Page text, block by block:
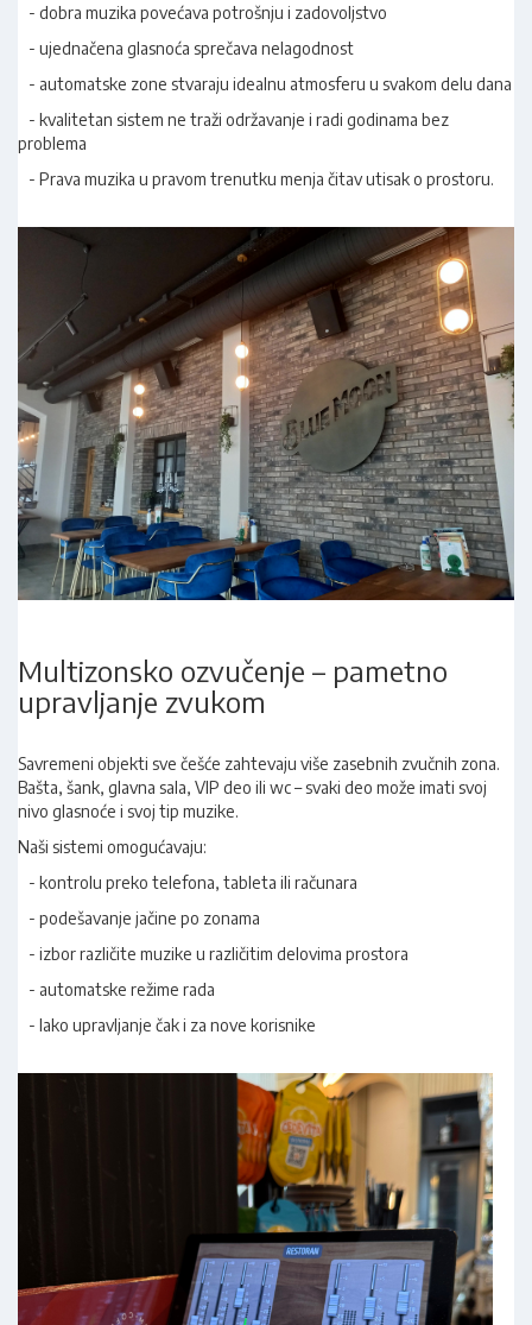
- dobra muzika povećava potrošnju i zadovoljstvo
- ujednačena glasnoća sprečava nelagodnost
- automatske zone stvaraju idealnu atmosferu u svakom delu dana
- kvalitetan sistem ne traži održavanje i radi godinama bez
problema
- Prava muzika u pravom trenutku menja čitav utisak o prostoru.
Multizonsko ozvučenje – pametno
upravljanje zvukom
Savremeni objekti sve češće zahtevaju više zasebnih zvučnih zona.
Bašta, šank, glavna sala, VIP deo ili wc – svaki deo može imati svoj
nivo glasnoće i svoj tip muzike.
Naši sistemi omogućavaju:
- kontrolu preko telefona, tableta ili računara
- podešavanje jačine po zonama
- izbor različite muzike u različitim delovima prostora
- automatske režime rada
- lako upravljanje čak i za nove korisnike